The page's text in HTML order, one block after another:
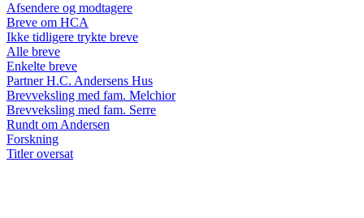
Afsendere og modtagere
Breve om HCA
Ikke tidligere trykte breve
Alle breve
Enkelte breve
Partner H.C. Andersens Hus
Brevveksling med fam. Melchior
Brevveksling med fam. Serre
Rundt om Andersen
Forskning
Titler oversat